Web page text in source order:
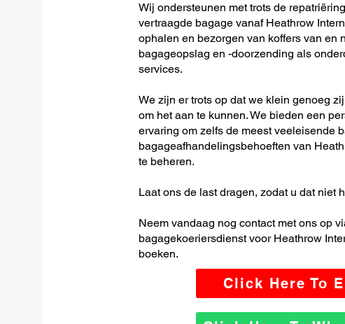
Wij ondersteunen met trots de
vertraagde bagage vanaf Heathrow
ophalen en bezorgen van koffers van en
bagageopslag en -doorzending als
services.
We zijn er trots op dat we klein genoeg
om het aan te kunnen. We bieden een
ervaring om zelfs de meest veeleisende
bagageafhandelingsbehoeften van
te beheren.
Laat ons de last dragen, zodat u dat niet
Neem vandaag nog contact met ons op
bagagekoeriersdienst voor Heathrow
boeken.
Click Here To